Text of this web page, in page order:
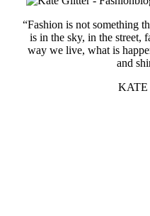
“Fashion is not something
is in the sky, in the street,
way we live, what is
and
KATE